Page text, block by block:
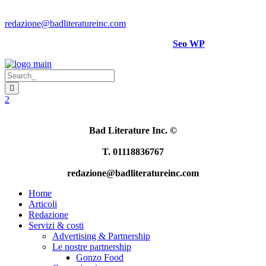
redazione@badliteratureinc.com
Seo WP
Bad Literature Inc. ©
T. 01118836767
redazione@badliteratureinc.com
Home
Articoli
Redazione
Servizi & costi
Advertising & Partnership
Le nostre partnership
Gonzo Food